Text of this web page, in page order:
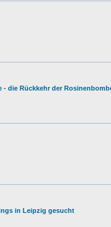
- die Rückkehr der
in Leipzig gesucht